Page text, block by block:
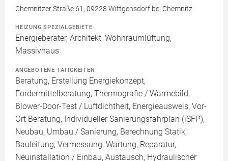
Chemnitzer Straße 61, 09228 Wittgensdorf bei Chemnitz
HEIZUNG SPEZIALGEBIETE
Energieberater, Architekt, Wohnraumlüftung,
Massivhaus
ANGEBOTENE TÄTIGKEITEN
Beratung, Erstellung Energiekonzept,
Fördermittelberatung, Thermografie / Wärmebild,
Blower-Door-Test / Luftdichtheit, Energieausweis, Vor-
Ort Beratung, Individueller Sanierungsfahrplan (iSFP),
Neubau, Umbau / Sanierung, Berechnung Statik,
Bauleitung, Vermessung, Wartung, Reparatur,
Neuinstallation / Einbau, Austausch, Hydraulischer